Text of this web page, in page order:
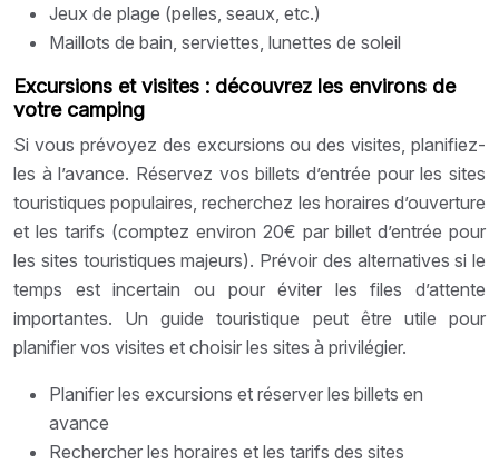
Jeux de plage (pelles, seaux, etc.)
Maillots de bain, serviettes, lunettes de soleil
Excursions et visites : découvrez les environs de
votre camping
Si vous prévoyez des excursions ou des visites, planifiez-
les à l’avance. Réservez vos billets d’entrée pour les sites
touristiques populaires, recherchez les horaires d’ouverture
et les tarifs (comptez environ 20€ par billet d’entrée pour
les sites touristiques majeurs). Prévoir des alternatives si le
temps est incertain ou pour éviter les files d’attente
importantes. Un guide touristique peut être utile pour
planifier vos visites et choisir les sites à privilégier.
Planifier les excursions et réserver les billets en
avance
Rechercher les horaires et les tarifs des sites